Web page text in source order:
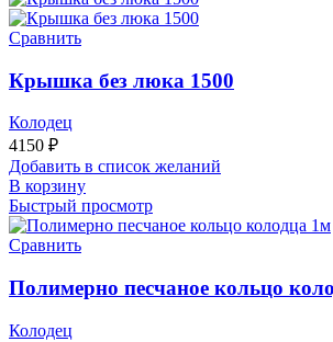
Сравнить
Крышка без люка 1500
Колодец
4150 ₽
Добавить в список желаний
В корзину
Быстрый просмотр
Сравнить
Полимерно песчаное кольцо
Колодец